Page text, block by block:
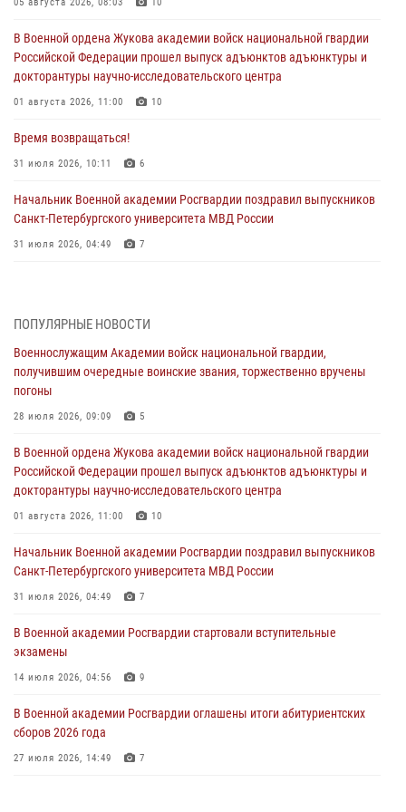
В Военной ордена Жукова академии войск национальной гвардии
Российской Федерации прошел выпуск адъюнктов адъюнктуры и
докторантуры научно-исследовательского центра
01 августа 2026, 11:00 10
Время возвращаться!
31 июля 2026, 10:11 6
Начальник Военной академии Росгвардии поздравил выпускников
Санкт-Петербургского университета МВД России
31 июля 2026, 04:49 7
Росгвардии - князя Владимира
Военнослужащим Академии войск национальной гвардии,
получившим очередные воинские звания, торжественно вручены
погоны
В Военной академии Росгвардии оглашены итоги абитуриентских
сборов 2026 года
27 июля 2026, 14:49 7
Военная академия информирует!
ПОПУЛЯРНЫЕ НОВОСТИ
Военнослужащим Академии войск национальной гвардии,
получившим очередные воинские звания, торжественно вручены
погоны
28 июля 2026, 09:09 5
В Военной ордена Жукова академии войск национальной гвардии
Российской Федерации прошел выпуск адъюнктов адъюнктуры и
докторантуры научно-исследовательского центра
01 августа 2026, 11:00 10
Начальник Военной академии Росгвардии поздравил выпускников
Санкт-Петербургского университета МВД России
31 июля 2026, 04:49 7
В Военной академии Росгвардии стартовали вступительные
экзамены
14 июля 2026, 04:56 9
В Военной академии Росгвардии оглашены итоги абитуриентских
сборов 2026 года
27 июля 2026, 14:49 7